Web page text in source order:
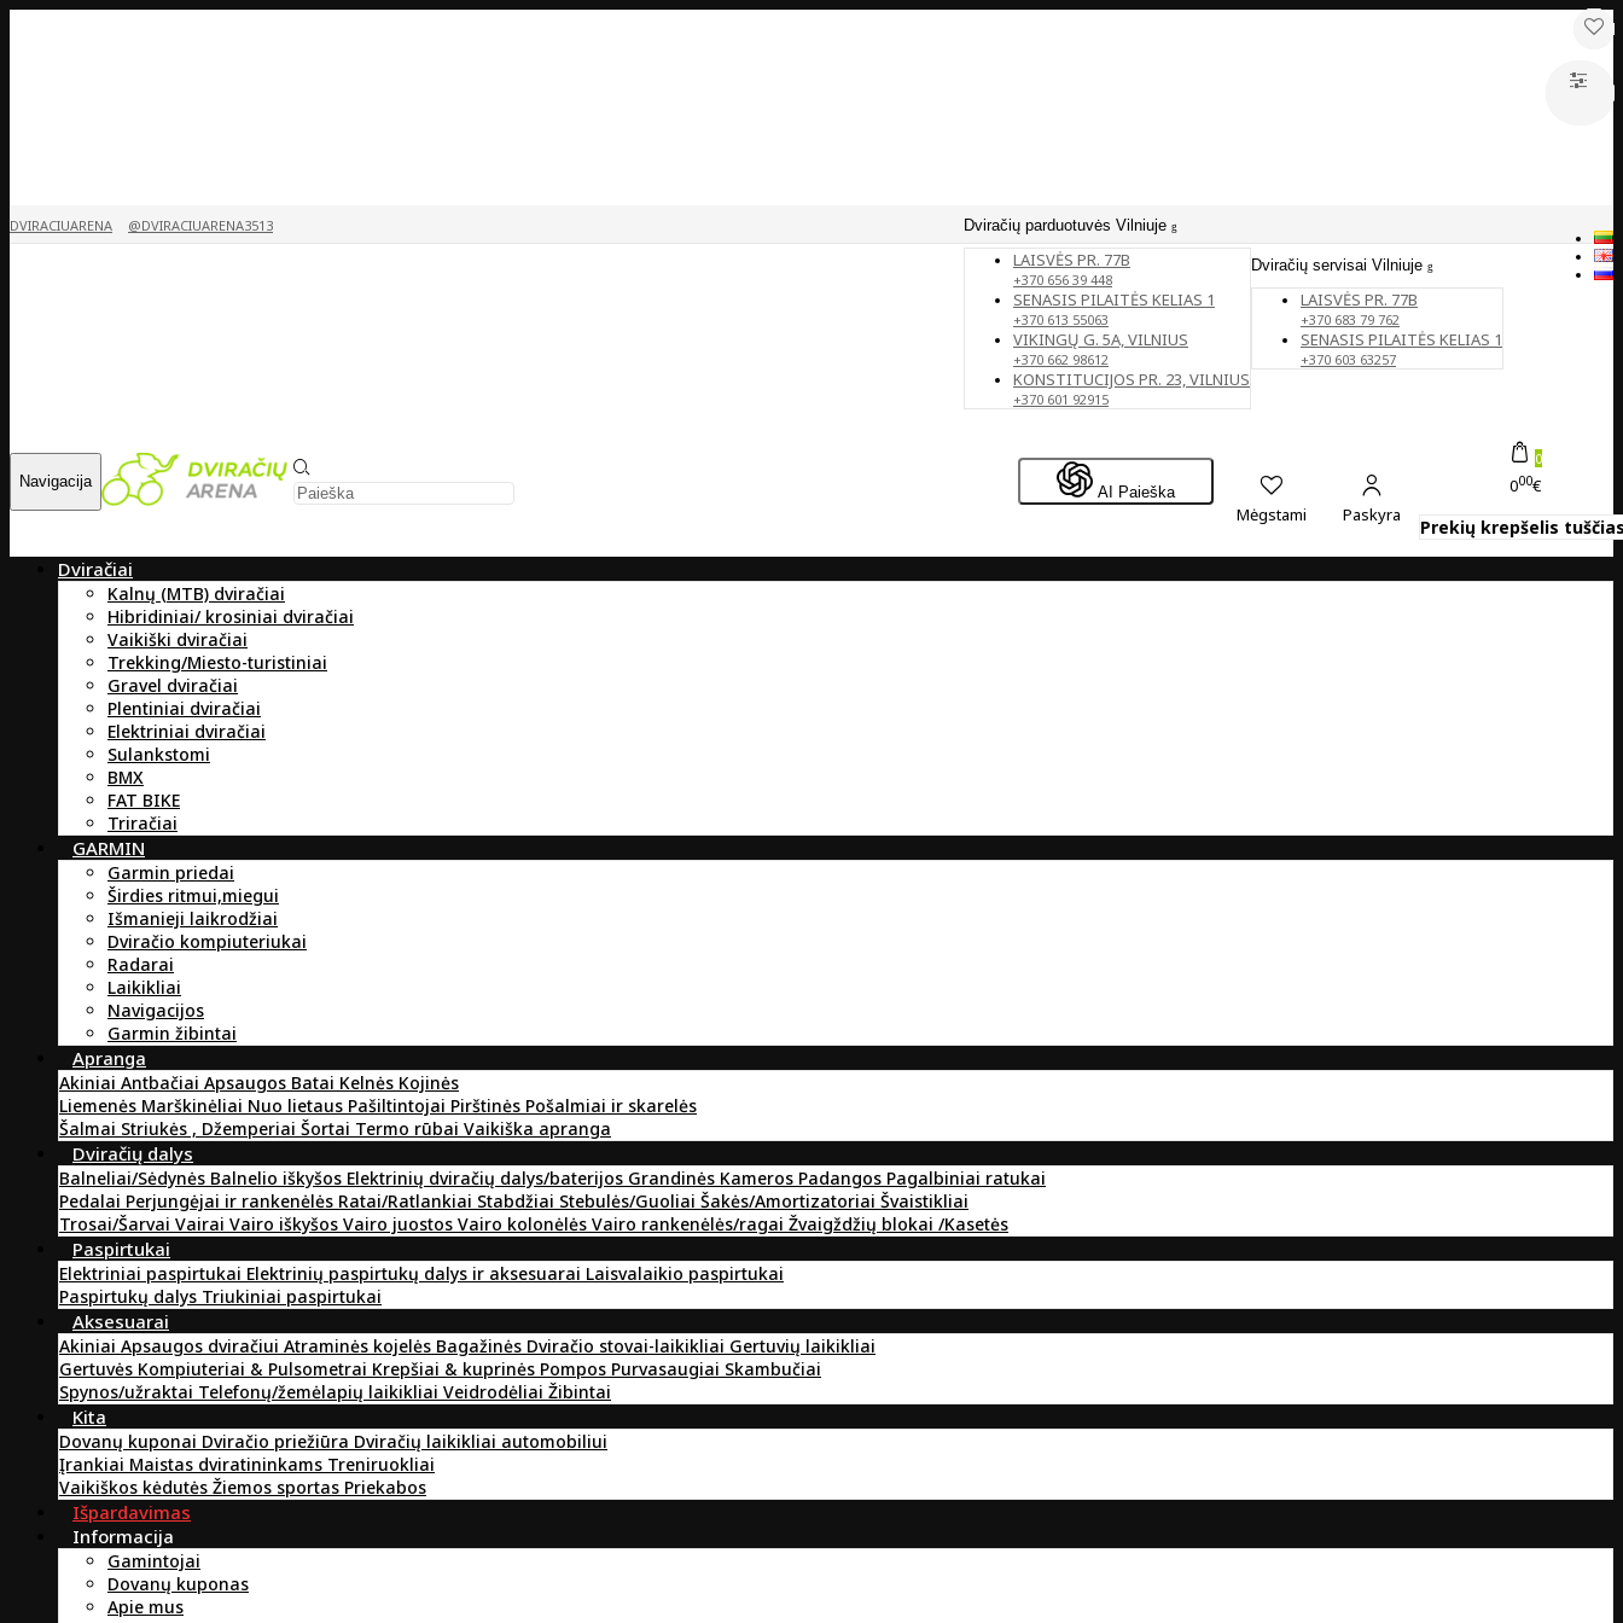
Dviračių parduotuvės Vilniuje
LAISVĖS PR. 77B
+370 656 39 448
SENASIS PILAITĖS KELIAS 1
+370 613 55063
VIKINGŲ G. 5A, VILNIUS
+370 662 98612
KONSTITUCIJOS PR. 23, VILNIUS
+370 601 92915
Dviračių servisai Vilniuje
LAISVĖS PR. 77B
+370 683 79 762
SENASIS PILAITĖS KELIAS 1
+370 603 63257
DVIRACIUARENA @DVIRACIUARENA3513
Navigacija
AI Paieška
Mėgstami Paskyra
0
000€
Prekių krepšelis
Dviračiai
Kalnų (MTB) dviračiai
Hibridiniai/ krosiniai dviračiai
Vaikiški dviračiai
Trekking/Miesto-turistiniai
Gravel dviračiai
Plentiniai dviračiai
Elektriniai dviračiai
Sulankstomi
BMX
FAT BIKE
Triračiai
GARMIN
Garmin priedai
Širdies ritmui,miegui
Išmanieji laikrodžiai
Dviračio kompiuteriukai
Radarai
Laikikliai
Navigacijos
Garmin žibintai
Apranga
Akiniai Antbačiai Apsaugos Batai Kelnės Kojinės
Liemenės Marškinėliai Nuo lietaus Pašiltintojai Pirštinės Pošalmiai ir skarelės
Šalmai Striukės , Džemperiai Šortai Termo rūbai Vaikiška apranga
Dviračių dalys
Balneliai/Sėdynės Balnelio iškyšos Elektrinių dviračių dalys/baterijos Grandinės Kameros Padangos Pagalbiniai ratukai
Pedalai Perjungėjai ir rankenėlės Ratai/Ratlankiai Stabdžiai Stebulės/Guoliai Šakės/Amortizatoriai Švaistikliai
Trosai/Šarvai Vairai Vairo iškyšos Vairo juostos Vairo kolonėlės Vairo rankenėlės/ragai Žvaigždžių blokai /Kasetės
Paspirtukai
Elektriniai paspirtukai Elektrinių paspirtukų dalys ir aksesuarai Laisvalaikio paspirtukai
Paspirtukų dalys Triukiniai paspirtukai
Aksesuarai
Akiniai Apsaugos dviračiui Atraminės kojelės Bagažinės Dviračio stovai-laikikliai Gertuvių laikikliai
Gertuvės Kompiuteriai & Pulsometrai Krepšiai & kuprinės Pompos Purvasaugiai Skambučiai
Spynos/užraktai Telefonų/žemėlapių laikikliai Veidrodėliai Žibintai
Kita
Dovanų kuponai Dviračio priežiūra Dviračių laikikliai automobiliui
Įrankiai Maistas dviratininkams Treniruokliai
Vaikiškos kėdutės Žiemos sportas Priekabos
Išpardavimas
Informacija
Gamintojai
Dovanų kuponas
Apie mus